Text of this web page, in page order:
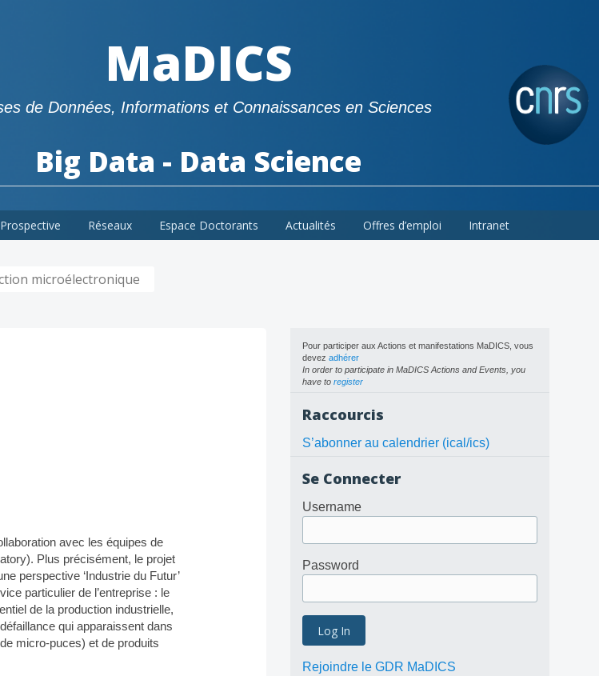
MaDICS
de Données, Informations et Connaissances en Sciences
Big Data - Data Science
Prospective Réseaux Espace Doctorants Actualités Offres d’emploi Intranet
microélectronique
avec les équipes de
Plus précisément, le projet
perspective ‘Industrie du Futur’
particulier de l’entreprise : le
de la production industrielle,
qui apparaissent dans
micro-puces) et de produits
Pour participer aux Actions et manifestations MaDICS, vous
devez adhérer
In order to participate in MaDICS Actions and Events, you
have to register
Raccourcis
S’abonner au calendrier (ical/ics)
Se Connecter
Username
Password
Rejoindre le GDR MaDICS